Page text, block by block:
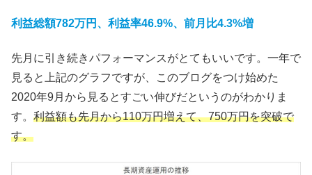
利益総額782万円、利益率46.9%、前月比4.3%増
先月に引き続きパフォーマンスがとてもいいです。一年で
見ると上記のグラフですが、このブログをつけ始めた
2020年9月から見るとすごい伸びだというのがわかりま
す。 利益額も先月から110万円増えて、750万円を突破で
す。